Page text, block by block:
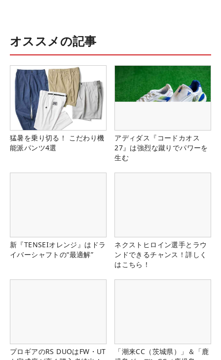
オススメの記事
猛暑を乗り切る！ こだわり機
能派パンツ4選
アディダス『コードカオス
27』は強烈な蹴りでパワーを
生む
新『TENSEIオレンジ』はドラ
イバーシャフトの“最適解”
ネクストヒロイン選手とラウ
ンドできるチャンス！詳しく
はこちら！
プロギアのRS DUOはFW・UT
「潮来CC（茨城県）」＆「鹿